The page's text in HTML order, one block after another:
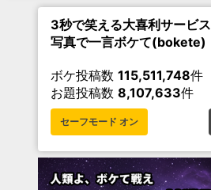
3秒で笑える大喜利サービス
写真で一言ボケて(bokete)
ボケ投稿数 115,511,748件
お題投稿数 8,107,633件
セーフモード オン